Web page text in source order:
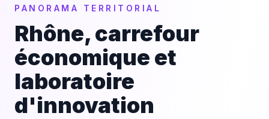
PANORAMA TERRITORIAL
Rhône, carrefour
économique et
laboratoire
d'innovation